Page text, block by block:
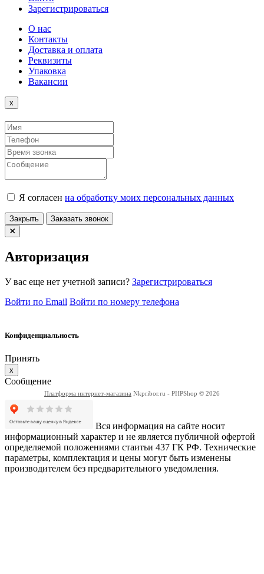
Зарегистрироваться
О нас
Контакты
Доставка и оплата
Реквизиты
Упаковка
Вакансии
x
Я согласен на обработку моих персональных данных
Закрыть Заказать звонок
Авторизация
У вас еще нет учетной записи? Зарегистрироваться
Войти по Email Войти по номеру телефона
Конфиденциальность
Принять
x
Сообщение
Платформа интернет-магазина Nkpribor.ru - PHPShop © 2026
Вся информация на сайте носит
информационный характер и не является публичной офертой
определяемой положениями стаитьи 437 ГК РФ. Технические
параметры, комплектация и цены могут быть изменены
производителем без предварительного уведомления.